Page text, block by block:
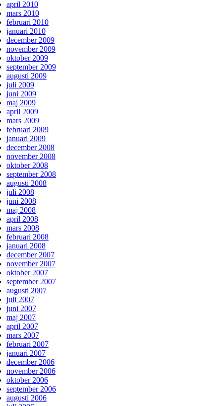
april 2010
mars 2010
februari 2010
januari 2010
december 2009
november 2009
oktober 2009
september 2009
augusti 2009
juli 2009
juni 2009
maj 2009
april 2009
mars 2009
februari 2009
januari 2009
december 2008
november 2008
oktober 2008
september 2008
augusti 2008
juli 2008
juni 2008
maj 2008
april 2008
mars 2008
februari 2008
januari 2008
december 2007
november 2007
oktober 2007
september 2007
augusti 2007
juli 2007
juni 2007
maj 2007
april 2007
mars 2007
februari 2007
januari 2007
december 2006
november 2006
oktober 2006
september 2006
augusti 2006